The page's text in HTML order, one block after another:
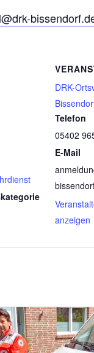
DRK-
Telefon
05402
E-Mail
anzeigen